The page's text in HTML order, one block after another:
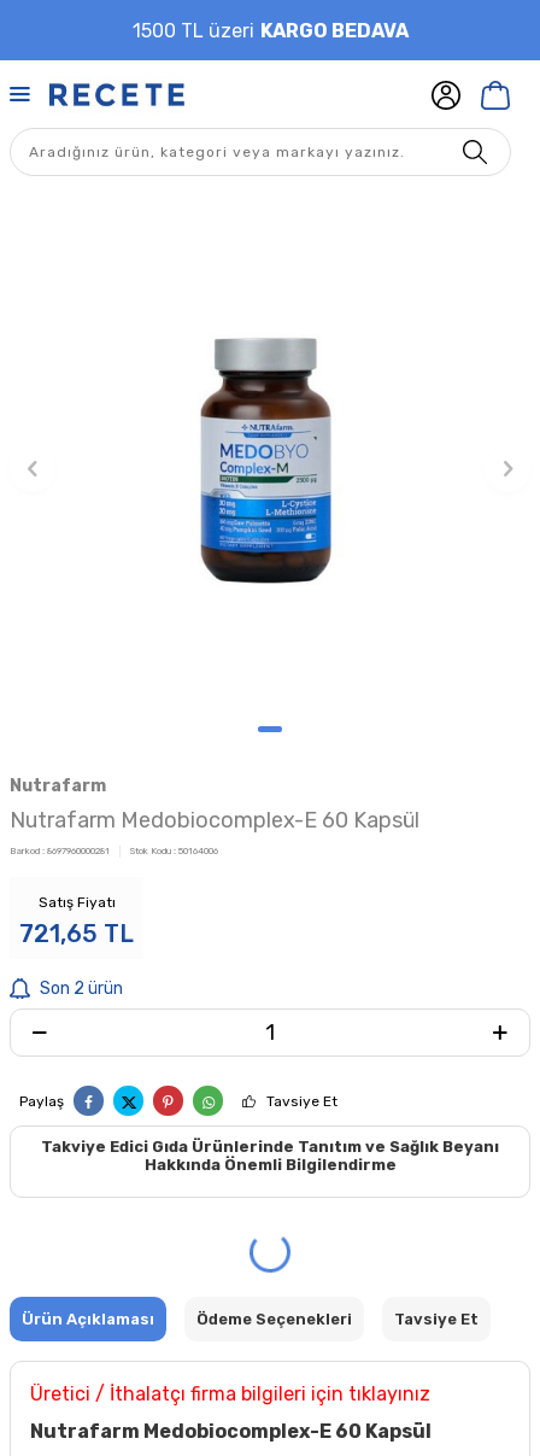
1500 TL üzeri KARGO BEDAVA
Nutrafarm
Nutrafarm Medobiocomplex-E 60 Kapsül
Barkod : 8697960000281 Stok Kodu : 50164006
Satış Fiyatı
721,65 TL
Son 2 ürün
Paylaş Tavsiye Et
Takviye Edici Gıda Ürünlerinde Tanıtım ve Sağlık Beyanı
Hakkında Önemli Bilgilendirme
Ürün Açıklaması Ödeme Seçenekleri Tavsiye Et
Üretici / İthalatçı firma bilgileri için tıklayınız
Nutrafarm Medobiocomplex-E 60 Kapsül